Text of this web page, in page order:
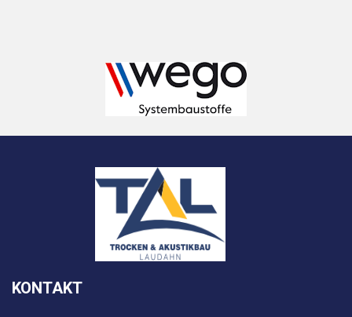
KONTAKT